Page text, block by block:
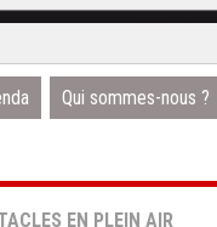
Qui sommes-nous ?
EN PLEIN AIR